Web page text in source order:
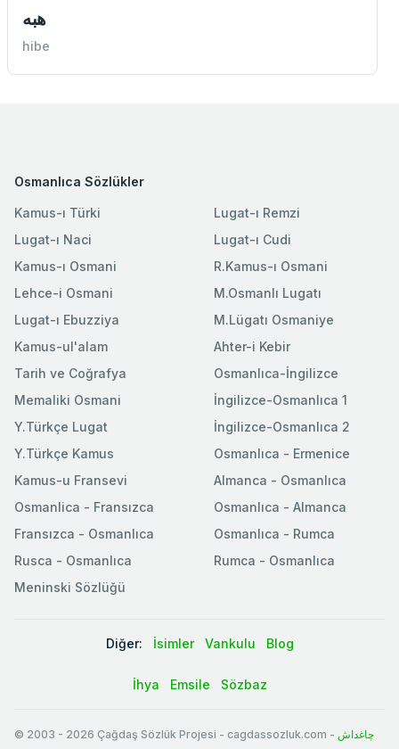
هبه
hibe
Osmanlıca Sözlükler
Kamus-ı Türki
Lugat-ı Naci
Kamus-ı Osmani
Lehce-i Osmani
Lugat-ı Ebuzziya
Lugat-ı Remzi
Lugat-ı Cudi
R.Kamus-ı Osmani
M.Osmanlı Lugatı
M.Lügatı Osmaniye
Kamus-ul'alam
Tarih ve Coğrafya
Memaliki Osmani
Y.Türkçe Lugat
Y.Türkçe Kamus
Ahter-i Kebir
Osmanlıca-İngilizce
İngilizce-Osmanlıca 1
İngilizce-Osmanlıca 2
Osmanlıca - Ermenice
Kamus-u Fransevi
Osmanlica - Fransızca
Fransızca - Osmanlıca
Rusca - Osmanlıca
Meninski Sözlüğü
Almanca - Osmanlıca
Osmanlıca - Almanca
Osmanlıca - Rumca
Rumca - Osmanlıca
Diğer: İsimler Vankulu Blog
İhya Emsile Sözbaz
© 2003 - 2026 Çağdaş Sözlük Projesi - cagdassozluk.com - چاغداش